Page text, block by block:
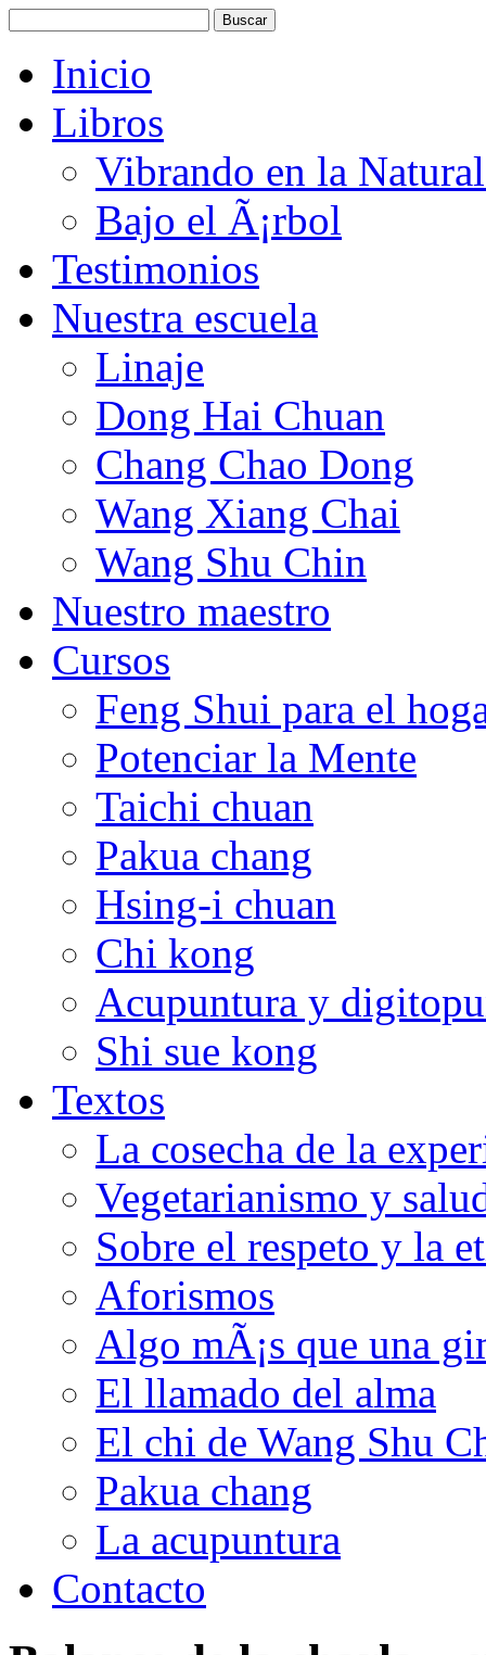
Inicio
Libros
Vibrando en la
Bajo el Ã¡rbol
Testimonios
Nuestra escuela
Linaje
Dong Hai Chuan
Chang Chao Dong
Wang Xiang Chai
Wang Shu Chin
Nuestro maestro
Cursos
Feng Shui para el
Potenciar la Mente
Taichi chuan
Pakua chang
Hsing-i chuan
Chi kong
Acupuntura y
Shi sue kong
Textos
La cosecha de la
Vegetarianismo y
Sobre el respeto y la
Aforismos
Algo mÃ¡s que una
El llamado del alma
El chi de Wang Shu
Pakua chang
La acupuntura
Contacto